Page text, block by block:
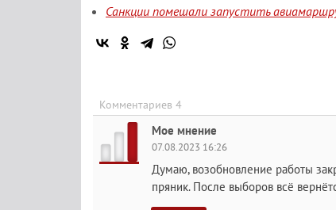
Санкции помешали запустить
Комментариев 4
Мое мнение
07.08.2023 16:26
Думаю, возобновление работы
пряник. После выборов всё